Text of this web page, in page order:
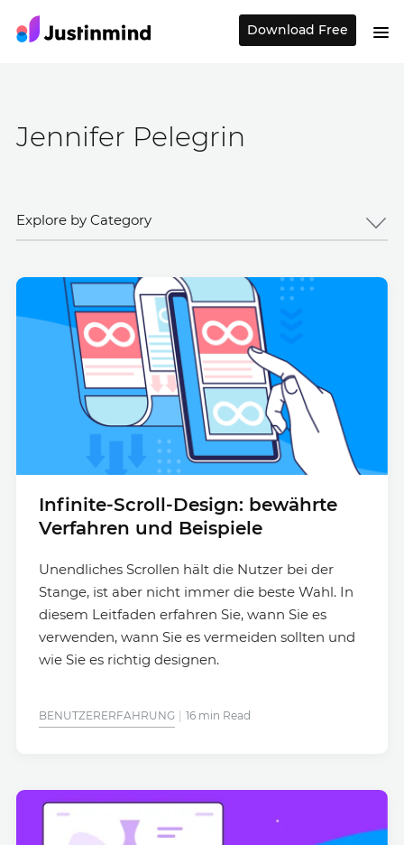
Download Free
Jennifer Pelegrin
Explore by Category
Infinite-Scroll-Design: bewährte
Verfahren und Beispiele
Unendliches Scrollen hält die Nutzer bei der
Stange, ist aber nicht immer die beste Wahl. In
diesem Leitfaden erfahren Sie, wann Sie es
verwenden, wann Sie es vermeiden sollten und
wie Sie es richtig designen.
BENUTZERERFAHRUNG 16 min Read